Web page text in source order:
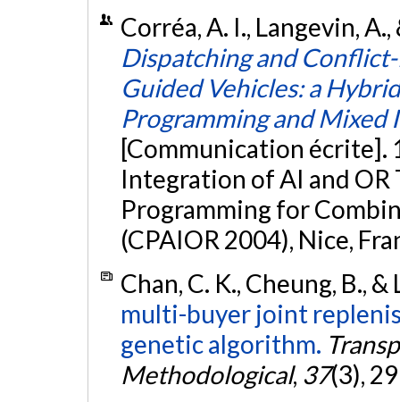
Corréa, A. I., Langevin,
Dispatching and
Guided Vehicles: a
Programming and Mixed
[Communication écrite].
Integration of AI and
Programming for
(CPAIOR 2004), Nice,
Chan, C. K., Cheung, B.,
multi-buyer joint
genetic algorithm.
Methodological, 37(3),